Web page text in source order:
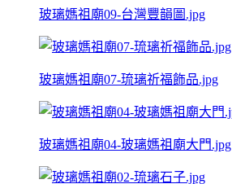
玻璃媽祖廟09-台灣豐韻圖.jpg
玻璃媽祖廟07-琉璃祈福飾品.jpg
玻璃媽祖廟04-玻璃媽祖廟大門.jpg